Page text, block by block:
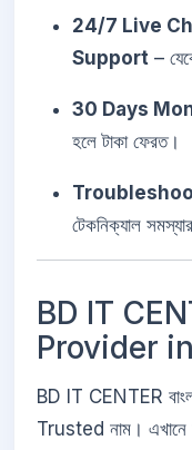
24/7 Live
Support –
30 Days
হলে টাকা ফেরত।
টেকনিক্যাল
BD IT
Provider
BD IT CENTER
Trusted নাম। এখানে